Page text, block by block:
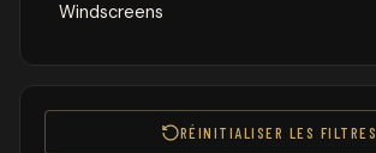
Windscreens
RÉINITIALISER LES FILTRES